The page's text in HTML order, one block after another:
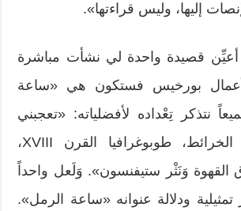
إليها، وليس قراءتها».
أعيِّن قصيدة واحدة لي نشأت مباشرة
بورخيس فستكون هي «ساعة
نتذكر تِعْداده لأفضلياته: «تعجبني
ساعات الرمل، الخرائط، طوبوغرافيا القرن XVIII،
القهوة وَنَثْر ستيفنسون». وَلَعل واحداً
تمثيلية ودلالة عنوانه «ساعة الرمل».